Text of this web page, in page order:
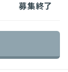
募集終了